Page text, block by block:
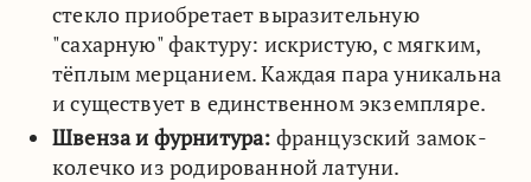
стекло приобретает выразительную
"сахарную" фактуру: искристую, с мягким,
тёплым мерцанием. Каждая пара уникальна
и существует в единственном экземпляре.
Швенза и фурнитура: французский замок-
колечко из родированной латуни.